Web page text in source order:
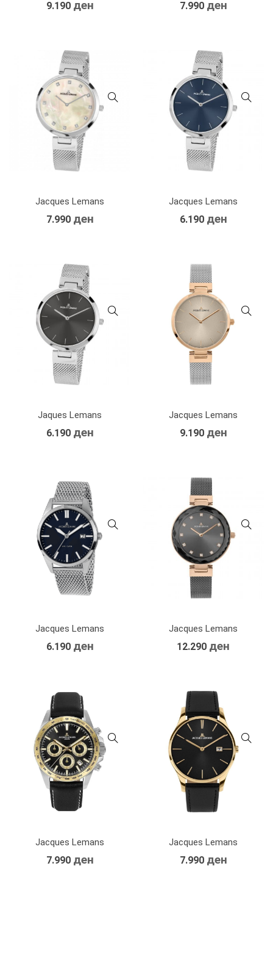
9.190 ден 7.990 ден
Jacques Lemans
7.990 ден
Jacques Lemans
6.190 ден
Jaques Lemans
6.190 ден
Jacques Lemans
9.190 ден
Jacques Lemans
6.190 ден
Jacques Lemans
12.290 ден
Jacques Lemans
7.990 ден
Jacques Lemans
7.990 ден